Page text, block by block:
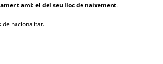
amb el del seu lloc de naixement.
de nacionalitat.